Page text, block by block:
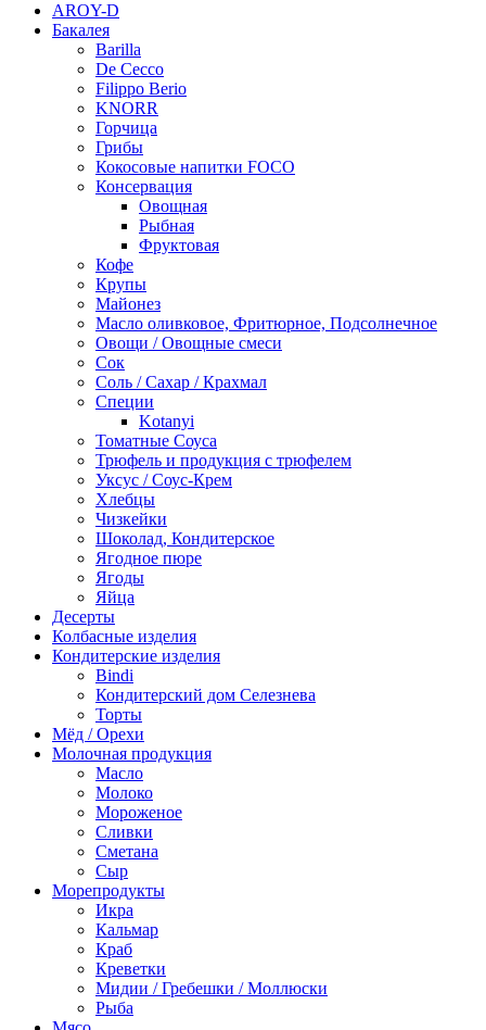
AROY-D
Бакалея
Barilla
De Cecco
Filippo Berio
KNORR
Горчица
Грибы
Кокосовые напитки FOCO
Консервация
Овощная
Рыбная
Фруктовая
Кофе
Крупы
Майонез
Масло оливковое, Фритюрное, Подсолнечное
Овощи / Овощные смеси
Сок
Соль / Сахар / Крахмал
Специи
Kotanyi
Томатные Соуса
Трюфель и продукция с трюфелем
Уксус / Соус-Крем
Хлебцы
Чизкейки
Шоколад, Кондитерское
Ягодное пюре
Ягоды
Яйца
Десерты
Колбасные изделия
Кондитерские изделия
Bindi
Кондитерский дом Селезнева
Торты
Мёд / Орехи
Молочная продукция
Масло
Молоко
Мороженое
Сливки
Сметана
Сыр
Морепродукты
Икра
Кальмар
Краб
Креветки
Мидии / Гребешки / Моллюски
Рыба